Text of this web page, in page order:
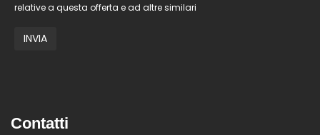
relative a questa offerta e ad altre similari
Contatti